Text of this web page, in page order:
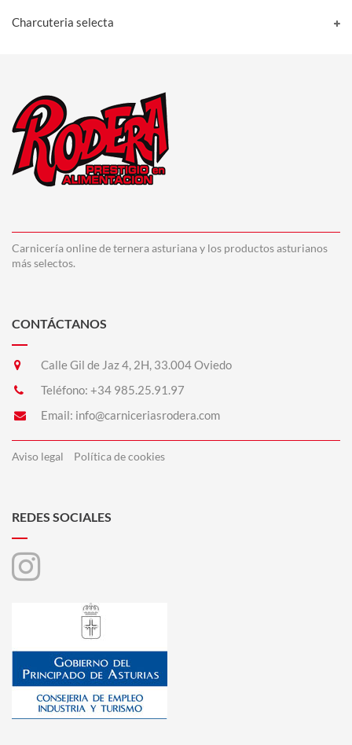
Charcuteria selecta
Carnicería online de ternera asturiana y los productos asturianos
más selectos.
CONTÁCTANOS
Calle Gil de Jaz 4, 2H, 33.004 Oviedo
Teléfono: +34 985.25.91.97
Email: info@carniceriasrodera.com
Aviso legal Política de cookies
REDES SOCIALES